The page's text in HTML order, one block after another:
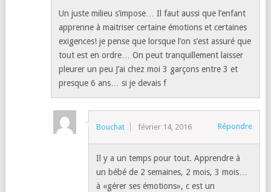
Un juste milieu s’impose… Il faut aussi que l’enfant
apprenne à maitriser certaine émotions et certaines
exigences! je pense que lorsque l’on s’est assuré que
tout est en ordre… On peut tranquillement laisser
pleurer un peu J’ai chez moi 3 garçons entre 3 et
presque 6 ans… si je devais f
Bouchat février 14, 2016 Répondre
Il y a un temps pour tout. Apprendre à
un bébé de 2 semaines, 2 mois, 3 mois…
à «gérer ses émotions», c est un